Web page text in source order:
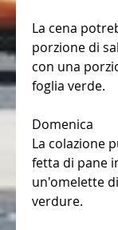
La cena
porzione di
con una
foglia verde.
Domenica
La colazione
fetta di pane
un'omelette
verdure.